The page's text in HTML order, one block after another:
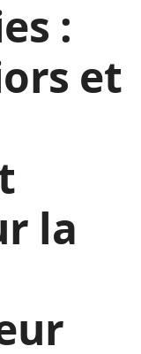
:
et
la